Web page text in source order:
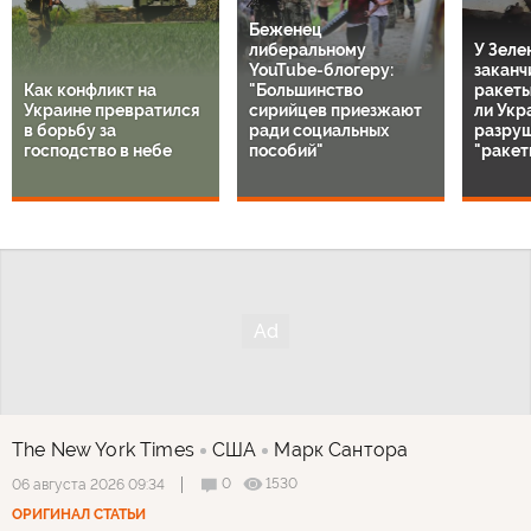
Как конфликт на
Украине превратился
в борьбу за
господство в небе
Беженец
либеральному
YouTube-блогеру:
"Большинство
сирийцев приезжают
ради социальных
пособий"
У
ли
The New York Times США Марк Сантора
06 августа 2026 09:34 0
1530
ОРИГИНАЛ СТАТЬИ